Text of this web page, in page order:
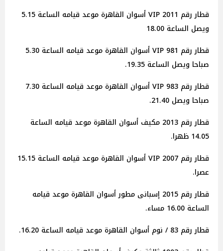
قطار رقم 2011 VIP أسوان القاهرة موعد قيامه الساعة 5.15
ويصل الساعة 18.00
قطار رقم 981 VIP أسوان القاهرة موعد قيامه الساعة 5.30
صباحا ويصل الساعة 19.35.
قطار رقم 983 VIP أسوان القاهرة موعد قيامه الساعة 7.30
صباحا ويصل 21.40.
قطار رقم 2013 مكيف أسوان القاهرة موعد قيامه الساعة
14.05 ظهرا.
قطار رقم 2007 VIP أسوان القاهرة موعد قيامه الساعة 15.15
عصرا.
قطار رقم 2015 إسبانى مطور أسوان القاهرة موعد قيامه
الساعة 16.00 مساء.
قطار رقم 83 / نوم أسوان القاهرة موعد قيامه الساعة 16.20.